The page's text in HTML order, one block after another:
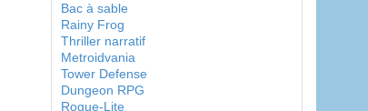
Bac à sable
Rainy Frog
Thriller narratif
Metroidvania
Tower Defense
Dungeon RPG
Rogue-Lite